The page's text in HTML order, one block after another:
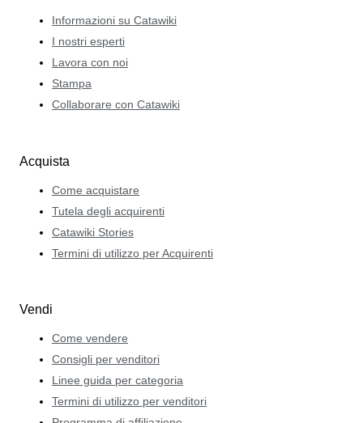
Informazioni su Catawiki
I nostri esperti
Lavora con noi
Stampa
Collaborare con Catawiki
Acquista
Come acquistare
Tutela degli acquirenti
Catawiki Stories
Termini di utilizzo per Acquirenti
Vendi
Come vendere
Consigli per venditori
Linee guida per categoria
Termini di utilizzo per venditori